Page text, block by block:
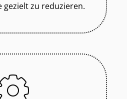
gezielt zu reduzieren.